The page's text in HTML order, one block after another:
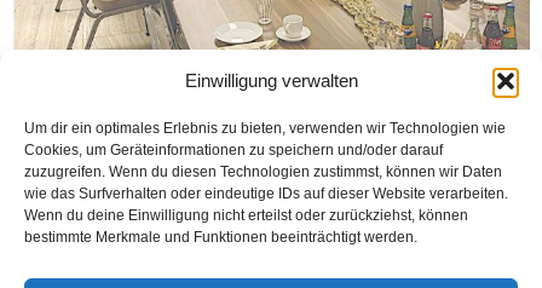
Einwilligung verwalten
Um dir ein optimales Erlebnis zu bieten, verwenden wir Technologien wie
Cookies, um Geräteinformationen zu speichern und/oder darauf
zuzugreifen. Wenn du diesen Technologien zustimmst, können wir Daten
wie das Surfverhalten oder eindeutige IDs auf dieser Website verarbeiten.
Wenn du deine Einwilligung nicht erteilst oder zurückziehst, können
bestimmte Merkmale und Funktionen beeinträchtigt werden.
AHLEN (Öztürk) T.C. Münster Başkonsolosu Mehmet Özgün Arman Ahlen’de 2
sene önce „Beckumer Str. 202“ adresinde açılışı yapılan ST George Kilisesini
ziyaret etti. Ziyarette yönetim...
Weiterlesen